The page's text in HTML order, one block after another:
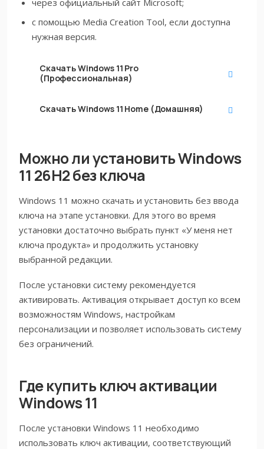
с помощью Media Creation Tool, если доступна
нужная версия.
СкачатьWindows 11 Pro
(Профессиональная)
СкачатьWindows 11 Home (Домашняя)
Можно ли установить Windows
11 26H2 без ключа
Windows 11 можно скачать и установить без ввода
ключа на этапе установки. Для этого во время
установки достаточно выбрать пункт «У меня нет
ключа продукта» и продолжить установку
выбранной редакции.
После установки систему рекомендуется
активировать. Активация открывает доступ ко всем
возможностям Windows, настройкам
персонализации и позволяет использовать систему
без ограничений.
Где купить ключ активации
Windows 11
После установки Windows 11 необходимо
использовать ключ активации, соответствующий